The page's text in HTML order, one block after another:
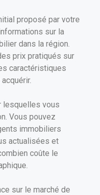
proposé par votre
sur la
dans la région.
prix pratiqués sur
caractéristiques
lesquelles vous
Vous pouvez
immobiliers
actualisées et
coûte le
sur le marché de